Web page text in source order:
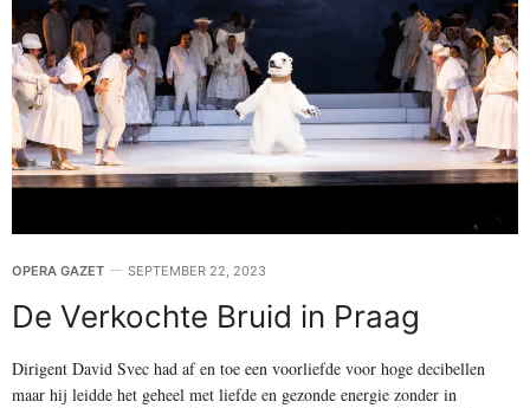
OPERA GAZET SEPTEMBER 22, 2023
De Verkochte Bruid in Praag
Dirigent David Svec had af en toe een voorliefde voor hoge decibellen
maar hij leidde het geheel met liefde en gezonde energie zonder in